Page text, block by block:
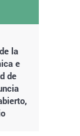
la
e
de